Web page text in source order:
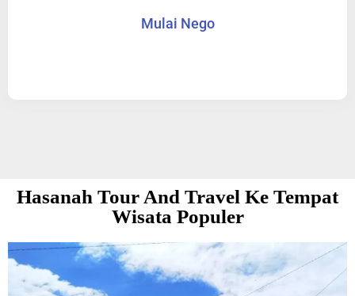
Mulai Nego
Hasanah Tour And Travel Ke Tempat
Wisata Populer